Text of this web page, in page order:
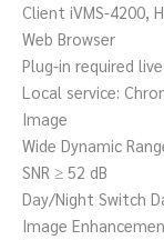
Client iVMS-4200,
Web Browser
Plug-in required
Local service:
Image
Wide Dynamic
SNR ≥ 52 dB
Day/Night Switch
Image